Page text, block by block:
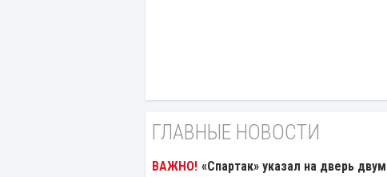
ГЛАВНЫЕ НОВОСТИ
«Спартак» указал на дверь